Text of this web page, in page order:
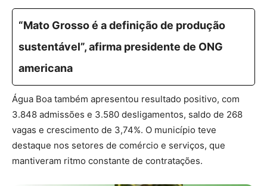
“Mato Grosso é a definição de produção
sustentável”, afirma presidente de ONG
americana
Água Boa também apresentou resultado positivo, com
3.848 admissões e 3.580 desligamentos, saldo de 268
vagas e crescimento de 3,74%. O município teve
destaque nos setores de comércio e serviços, que
mantiveram ritmo constante de contratações.